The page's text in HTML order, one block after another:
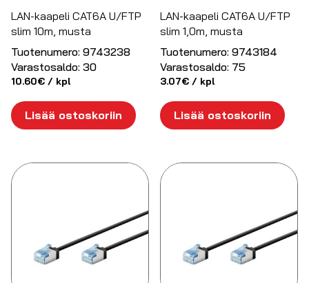
LAN-kaapeli CAT6A U/FTP
slim 10m, musta
Tuotenumero: 9743238
Varastosaldo: 30
10.60€ / kpl
Lisää ostoskoriin
LAN-kaapeli CAT6A U/FTP
slim 1,0m, musta
Tuotenumero: 9743184
Varastosaldo: 75
3.07€ / kpl
Lisää ostoskoriin